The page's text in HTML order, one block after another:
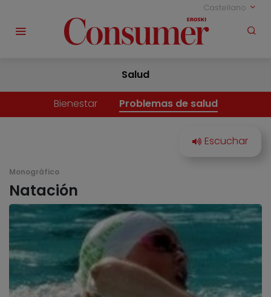
Castellano
Salud
Bienestar Problemas de salud
Monográfico
Natación